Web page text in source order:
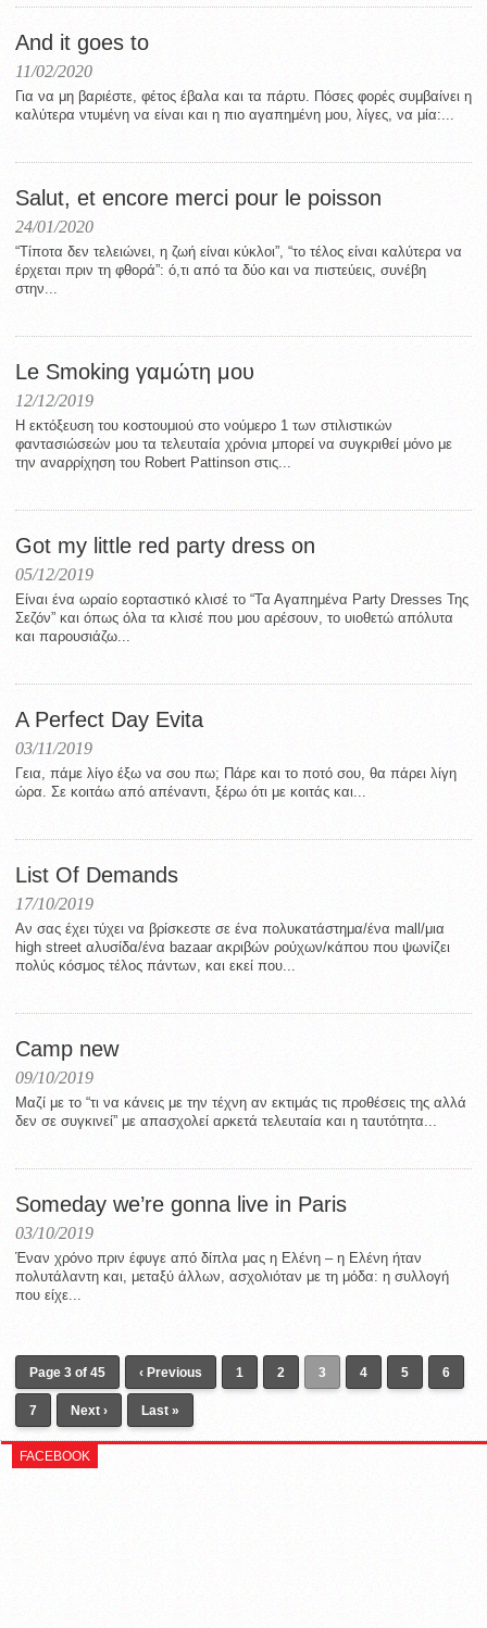
And it goes to
11/02/2020
Για να μη βαριέστε, φέτος έβαλα και τα πάρτυ. Πόσες φορές συμβαίνει η
καλύτερα ντυμένη να είναι και η πιο αγαπημένη μου, λίγες, να μία:...
Salut, et encore merci pour le poisson
24/01/2020
“Τίποτα δεν τελειώνει, η ζωή είναι κύκλοι”, “το τέλος είναι καλύτερα να
έρχεται πριν τη φθορά”: ό,τι από τα δύο και να πιστεύεις, συνέβη
στην...
Le Smoking γαμώτη μου
12/12/2019
Η εκτόξευση του κοστουμιού στο νούμερο 1 των στιλιστικών
φαντασιώσεών μου τα τελευταία χρόνια μπορεί να συγκριθεί μόνο με
την αναρρίχηση του Robert Pattinson στις...
Got my little red party dress on
05/12/2019
Είναι ένα ωραίο εορταστικό κλισέ το “Τα Αγαπημένα Party Dresses Της
Σεζόν” και όπως όλα τα κλισέ που μου αρέσουν, το υιοθετώ απόλυτα
και παρουσιάζω...
A Perfect Day Evita
03/11/2019
Γεια, πάμε λίγο έξω να σου πω; Πάρε και το ποτό σου, θα πάρει λίγη
ώρα. Σε κοιτάω από απέναντι, ξέρω ότι με κοιτάς και...
List Of Demands
17/10/2019
Αν σας έχει τύχει να βρίσκεστε σε ένα πολυκατάστημα/ένα mall/μια
high street αλυσίδα/ένα bazaar ακριβών ρούχων/κάπου που ψωνίζει
πολύς κόσμος τέλος πάντων, και εκεί που...
Camp new
09/10/2019
Μαζί με το “τι να κάνεις με την τέχνη αν εκτιμάς τις προθέσεις της αλλά
δεν σε συγκινεί” με απασχολεί αρκετά τελευταία και η ταυτότητα...
Someday we’re gonna live in Paris
03/10/2019
Έναν χρόνο πριν έφυγε από δίπλα μας η Ελένη – η Ελένη ήταν
πολυτάλαντη και, μεταξύ άλλων, ασχολιόταν με τη μόδα: η συλλογή
που είχε...
Page 3 of 45 ‹ Previous 1 2 3 4 5 6
7 Next › Last »
FACEBOOK